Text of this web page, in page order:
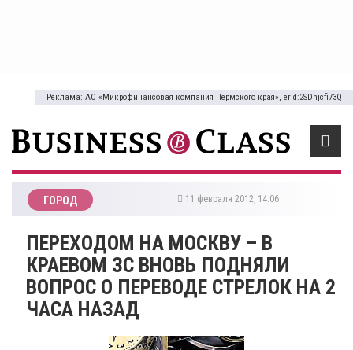
Реклама: АО «Микрофинансовая компания Пермского края», erid:2SDnjcfi73Q
ГОРОД 11 февраля 2012, 14:06
ПЕРЕХОДОМ НА МОСКВУ – В
КРАЕВОМ ЗС ВНОВЬ ПОДНЯЛИ
ВОПРОС О ПЕРЕВОДЕ СТРЕЛОК НА 2
ЧАСА НАЗАД